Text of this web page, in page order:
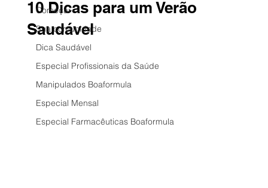
Começar
Sua comunidade
Dica Saudável
Especial Profissionais da Saúde
Manipulados Boaformula
Especial Mensal
Especial Farmacêuticas Boaformula
10 Dicas para um Verão
Saudável